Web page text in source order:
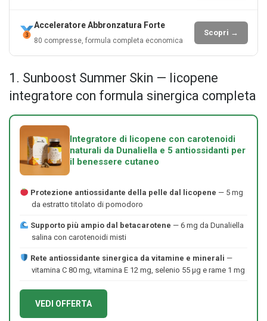
Acceleratore Abbronzatura Forte
80 compresse, formula completa economica
Scopri →
1. Sunboost Summer Skin — licopene
integratore con formula sinergica completa
Integratore di licopene con carotenoidi
naturali da Dunaliella e 5 antiossidanti per
il benessere cutaneo
Protezione antiossidante della pelle dal licopene — 5 mg
da estratto titolato di pomodoro
Supporto più ampio dal betacarotene — 6 mg da Dunaliella
salina con carotenoidi misti
Rete antiossidante sinergica da vitamine e minerali —
vitamina C 80 mg, vitamina E 12 mg, selenio 55 μg e rame 1 mg
VEDI OFFERTA